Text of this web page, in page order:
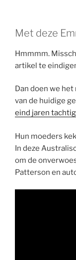
Met deze
Hmmmm.
artikel te
Dan doen we
van de huidige
eind jaren tachtig
Hun moeders
In deze
om de
Patterson en